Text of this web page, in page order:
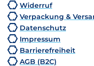
Widerruf
Verpackung &
Datenschutz
Impressum
Barrierefreiheit
AGB (B2C)